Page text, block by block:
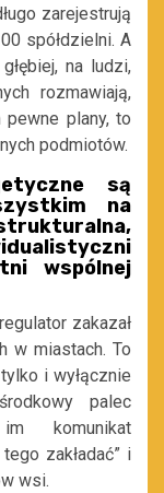
zarejestrują
spółdzielni. A
na ludzi,
rozmawiają,
plany, to
podmiotów.
są
na
wspólnej
zakazał
w miastach. To
i wyłącznie
palec
komunikat
zakładać” i
wsi.